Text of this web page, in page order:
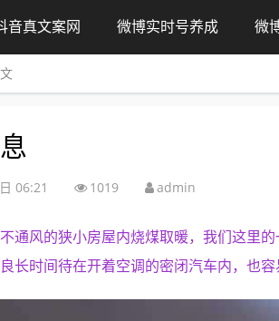
音真文案网 微博实时号养成 微
06:21 1019 admin
通风的狭小房屋内烧煤取暖，我们这里
长时间待在开着空调的密闭汽车内，也容